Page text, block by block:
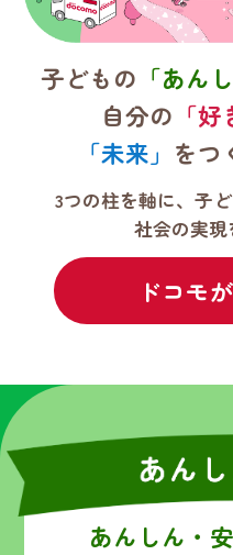
子どもの 「あん
自分の 「好
「未来」 をつ
3つの柱を軸に、子
社会の実現
ドコモ
あんしん・